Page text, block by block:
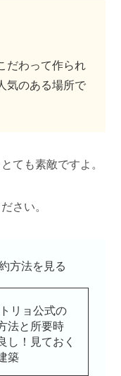
だわって作られ
気のある場所で
ても素敵ですよ。
さい。
方法を見る
リョ公式の
法と所要時
し！見ておく
築